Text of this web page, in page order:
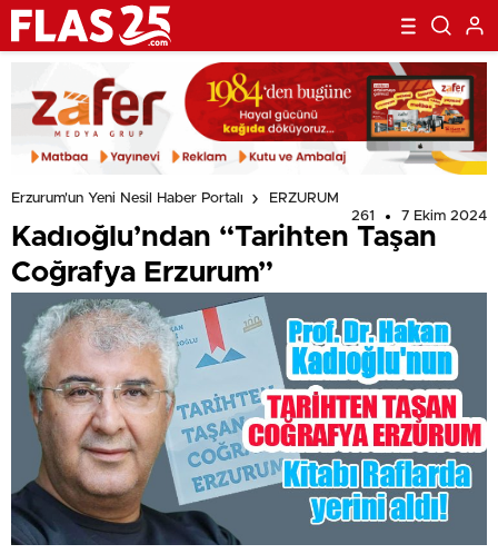
Erzurum'un Yeni Nesil Haber Portalı
ERZURUM
261
7 Ekim 2024
Kadıoğlu’ndan “Tarihten Taşan
Coğrafya Erzurum”